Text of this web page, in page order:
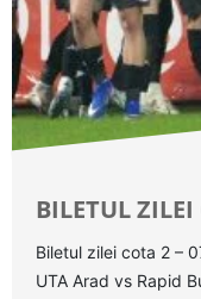
BILETUL
Biletul zilei cota 2 –
UTA Arad vs Rapid